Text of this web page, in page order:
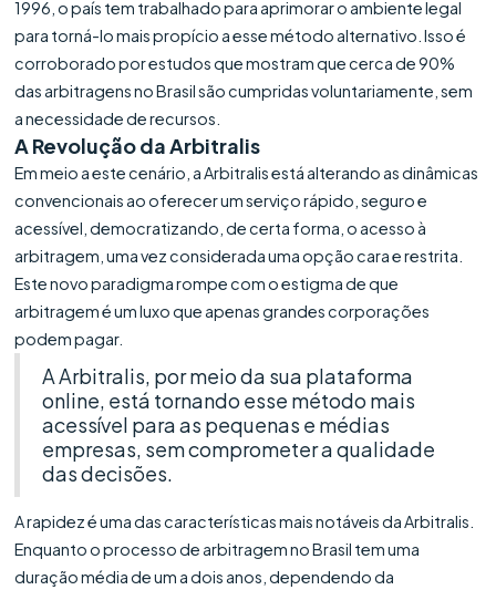
1996, o país tem trabalhado para aprimorar o ambiente legal
para torná-lo mais propício a esse método alternativo. Isso é
corroborado por estudos que mostram que cerca de 90%
das arbitragens no Brasil são cumpridas voluntariamente, sem
a necessidade de recursos.
A Revolução da Arbitralis
Em meio a este cenário, a Arbitralis está alterando as dinâmicas
convencionais ao oferecer um serviço rápido, seguro e
acessível, democratizando, de certa forma, o acesso à
arbitragem, uma vez considerada uma opção cara e restrita.
Este novo paradigma rompe com o estigma de que
arbitragem é um luxo que apenas grandes corporações
podem pagar.
A Arbitralis, por meio da sua plataforma
online, está tornando esse método mais
acessível para as pequenas e médias
empresas, sem comprometer a qualidade
das decisões.
A rapidez é uma das características mais notáveis da Arbitralis.
Enquanto o processo de arbitragem no Brasil tem uma
duração média de um a dois anos, dependendo da